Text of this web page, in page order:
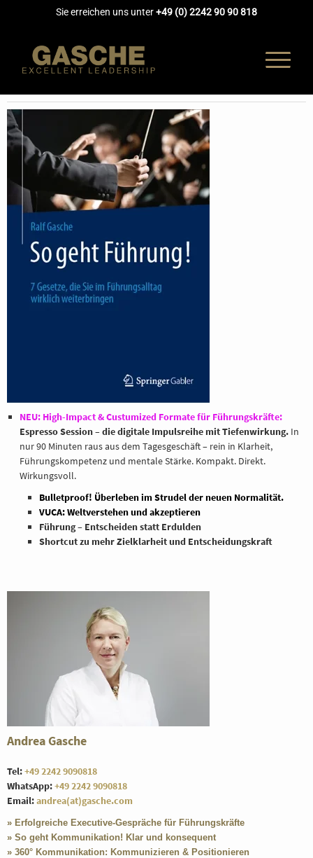
Sie erreichen uns unter+49 (0) 2242 90 90 818
NEU: High-Impact & Custumized Formate für Führungskräfte:
Espresso Session – die digitale Impulsreihe mit Tiefenwirkung. In
nur 90 Minuten raus aus dem Tagesgeschäft – rein in Klarheit,
Führungskompetenz und mentale Stärke. Kompakt. Direkt.
Wirkungsvoll.
Bulletproof! Überleben im Strudel der neuen Normalität.
VUCA: Weltverstehen und akzeptieren
Führung – Entscheiden statt Erdulden
Shortcut zu mehr Zielklarheit und Entscheidungskraft
Andrea Gasche
Tel:+49 2242 9090818
WhatsApp:+49 2242 9090818
Email:andrea(at)gasche.com
» Erfolgreiche Executive-Gespräche für Führungskräfte
» So geht Kommunikation! Klar und konsequent
» 360° Kommunikation: Kommunizieren & Positionieren